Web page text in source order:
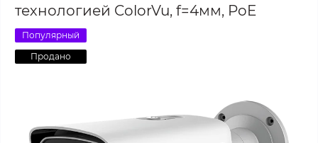
технологией ColorVu, f=4мм, PoE
Популярный
Продано